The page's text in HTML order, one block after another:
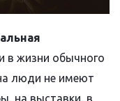
в жизни обычного
люди не имеют
на выставки, в